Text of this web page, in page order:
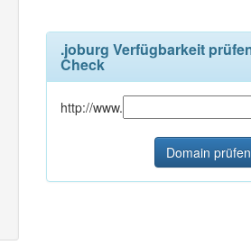
.joburg Verfügbarkeit
Check
http://www.